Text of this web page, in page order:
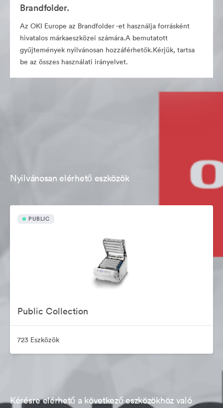
Brandfolder.
Az OKI Europe az Brandfolder -et használja forrásként
hivatalos márkaeszközei számára.A bemutatott
gyűjtemények nyilvánosan hozzáférhetők.Kérjük, tartsa
be az összes használati irányelvet.
Nyilvánosan elérhető eszközök
PUBLIC
Public Collection
723 Eszközök
Kérésre elérhető a következő eszközökhöz való